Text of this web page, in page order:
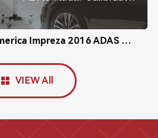
SUBARU North America Impreza 2016 ADAS Radar Calibration
VIEW All